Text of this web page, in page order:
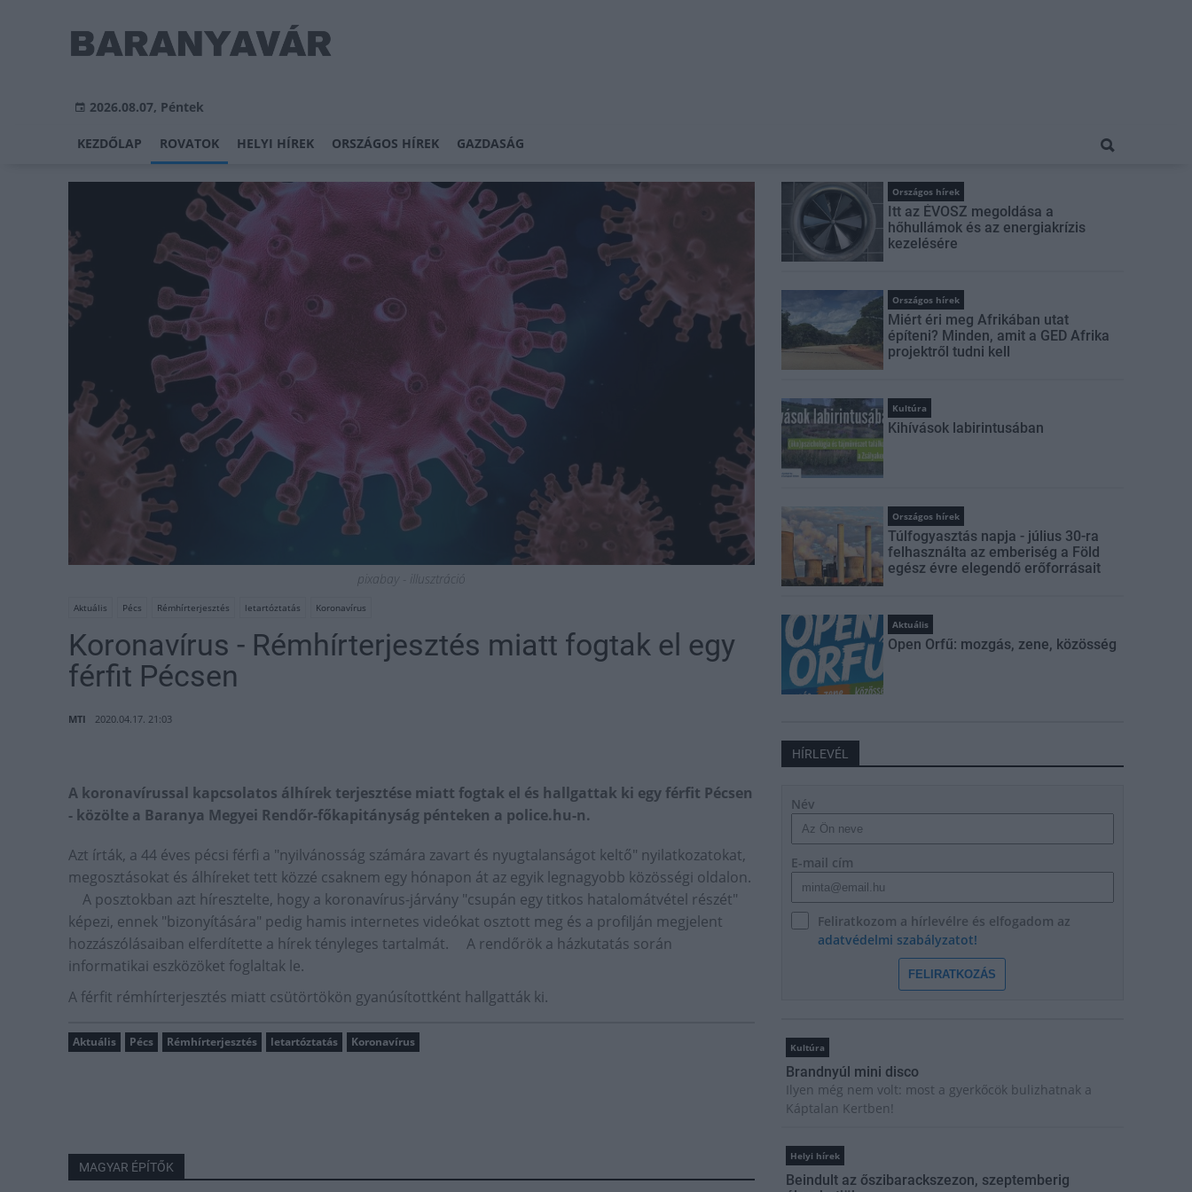
2026.08.07, Péntek
KEZDŐLAP ROVATOK HELYI HÍREK ORSZÁGOS HÍREK GAZDASÁG
pixabay - illusztráció
Aktuális Pécs Rémhírterjesztés letartóztatás Koronavírus
Koronavírus - Rémhírterjesztés miatt fogtak el egy
férfit Pécsen
MTI 2020.04.17. 21:03
A koronavírussal kapcsolatos álhírek terjesztése miatt fogtak el és hallgattak ki egy férfit Pécsen
- közölte a Baranya Megyei Rendőr-főkapitányság pénteken a police.hu-n.
Azt írták, a 44 éves pécsi férfi a "nyilvánosság számára zavart és nyugtalanságot keltő" nyilatkozatokat,
megosztásokat és álhíreket tett közzé csaknem egy hónapon át az egyik legnagyobb közösségi oldalon.
A posztokban azt híresztelte, hogy a koronavírus-járvány "csupán egy titkos hatalomátvétel részét"
képezi, ennek "bizonyítására" pedig hamis internetes videókat osztott meg és a profilján megjelent
hozzászólásaiban elferdítette a hírek tényleges tartalmát. A rendőrök a házkutatás során
informatikai eszközöket foglaltak le.
A férfit rémhírterjesztés miatt csütörtökön gyanúsítottként hallgatták ki.
Aktuális Pécs Rémhírterjesztés letartóztatás Koronavírus
MAGYAR ÉPÍTŐK
Országos hírek
Itt az ÉVOSZ megoldása a
hőhullámok és az energiakrízis
kezelésére
Országos hírek
Miért éri meg Afrikában utat
építeni? Minden, amit a GED Afrika
projektről tudni kell
Kultúra
Kihívások labirintusában
Országos hírek
Túlfogyasztás napja - július 30-ra
felhasználta az emberiség a Föld
egész évre elegendő erőforrásait
Aktuális
Open Orfű: mozgás, zene, közösség
HÍRLEVÉL
Név
E-mail cím
Feliratkozom a hírlevélre és elfogadom az
adatvédelmi szabályzatot!
FELIRATKOZÁS
Kultúra
Brandnyúl mini disco
Ilyen még nem volt: most a gyerkőcök bulizhatnak a
Káptalan Kertben!
Helyi hírek
Beindult az őszibarackszezon, szeptemberig